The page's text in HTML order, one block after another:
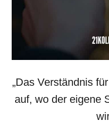
„Das Verständnis
auf, wo der eigene